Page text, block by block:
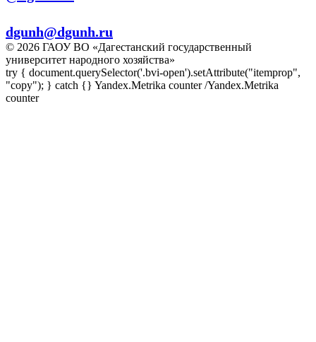
dgunh@dgunh.ru
© 2026 ГАОУ ВО «Дагестанский государственный
университет народного хозяйства»
try { document.querySelector('.bvi-open').setAttribute("itemprop",
"copy"); } catch {} Yandex.Metrika counter/Yandex.Metrika
counter